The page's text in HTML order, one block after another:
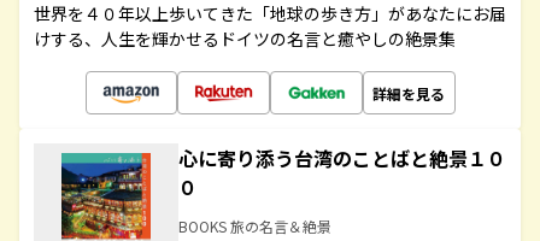
世界を４０年以上歩いてきた「地球の歩き方」があなたにお届
けする、人生を輝かせるドイツの名言と癒やしの絶景集
詳細を見る
心に寄り添う台湾のことばと絶景１０
０
BOOKS 旅の名言＆絶景